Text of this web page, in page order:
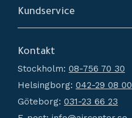
Kompressorer
Generatorer
Kondensathantering
Tryckluftstankar
Tillbehör
Kundservice
Hur handlar jag?
Köpvillkor
Policy och cookies
Reklamation och retur
Kontakt
Stockholm: 08-756 70 30
Helsingborg: 042-29 08 00
Göteborg: 031-23 66 23